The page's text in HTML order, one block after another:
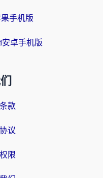
手机版
安卓手机版
款
议
限